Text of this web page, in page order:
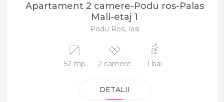
Apartament 2 camere-Podu ros-Palas
Mall-etaj 1
Podu Ros, Iasi
52 mp 2 camere 1 bai
DETALII